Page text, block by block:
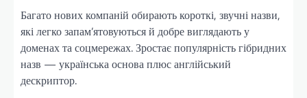
Багато нових компаній обирають короткі, звучні назви,
які легко запам’ятовуються й добре виглядають у
доменах та соцмережах. Зростає популярність гібридних
назв — українська основа плюс англійський
дескриптор.